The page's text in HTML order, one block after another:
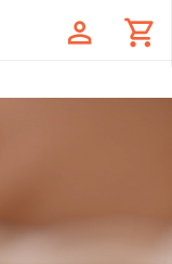
profile shopping_cart